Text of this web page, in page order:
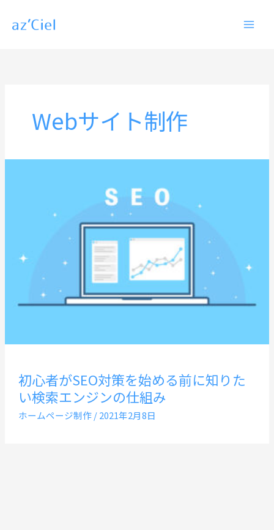
Webサイト制作
初心者がSEO対策を始める前に知りた
い検索エンジンの仕組み
ホームページ制作/2021年2月8日